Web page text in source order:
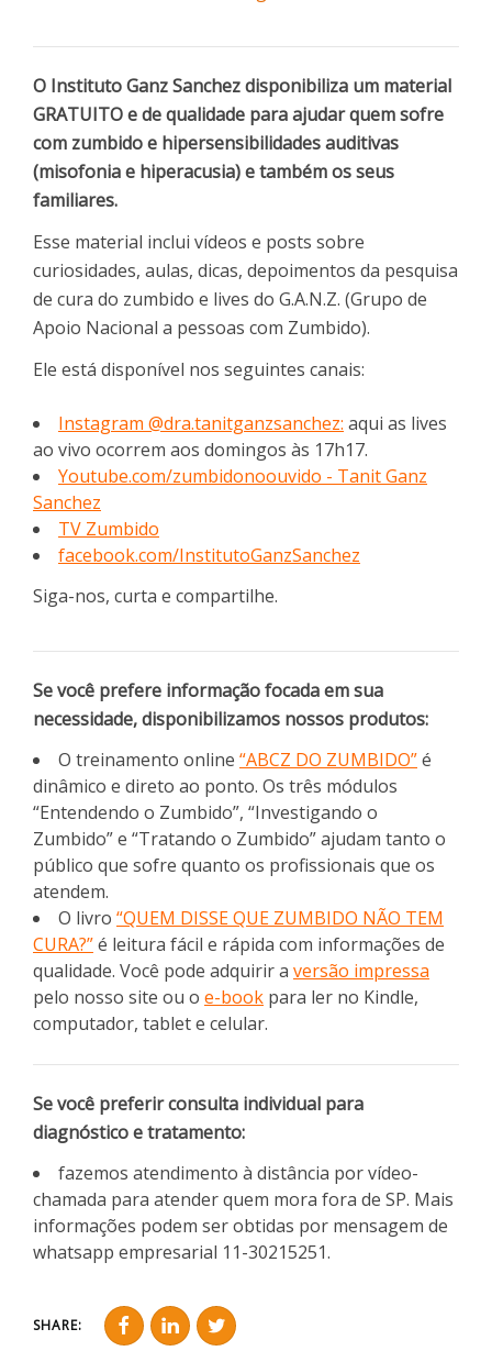
O Instituto Ganz Sanchez disponibiliza um material
GRATUITO e de qualidade para ajudar quem sofre
com zumbido e hipersensibilidades auditivas
(misofonia e hiperacusia) e também os seus
familiares.
Esse material inclui vídeos e posts sobre
curiosidades, aulas, dicas, depoimentos da pesquisa
de cura do zumbido e lives do G.A.N.Z. (Grupo de
Apoio Nacional a pessoas com Zumbido).
Ele está disponível nos seguintes canais:
Instagram @dra.tanitganzsanchez: aqui as lives
ao vivo ocorrem aos domingos às 17h17.
Youtube.com/zumbidonoouvido - Tanit Ganz
Sanchez
TV Zumbido
facebook.com/InstitutoGanzSanchez
Siga-nos, curta e compartilhe.
Se você prefere informação focada em sua
necessidade, disponibilizamos nossos produtos:
O treinamento online “ABCZ DO ZUMBIDO”é
dinâmico e direto ao ponto. Os três módulos
“Entendendo o Zumbido”, “Investigando o
Zumbido” e “Tratando o Zumbido” ajudam tanto o
público que sofre quanto os profissionais que os
atendem.
O livro “QUEM DISSE QUE ZUMBIDO NÃO TEM
CURA?”é leitura fácil e rápida com informações de
qualidade. Você pode adquirir a versão impressa
pelo nosso site ou o e-book para ler no Kindle,
computador, tablet e celular.
Se você preferir consulta individual para
diagnóstico e tratamento:
fazemos atendimento à distância por vídeo-
chamada para atender quem mora fora de SP. Mais
informações podem ser obtidas por mensagem de
whatsapp empresarial 11-30215251.
SHARE: